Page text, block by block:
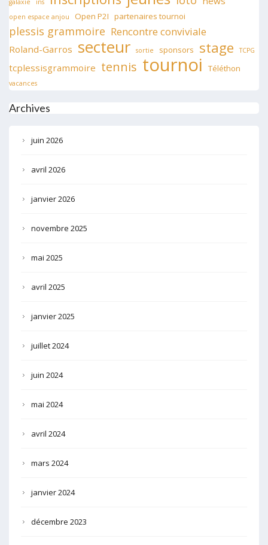
galaxie ins
open espace anjou Open P2I partenaires tournoi
plessis grammoire Rencontre conviviale
Roland-Garros secteur sortie sponsors stage TCPG
tcplessisgrammoire tennis tournoi Téléthon
vacances
Archives
juin 2026
avril 2026
janvier 2026
novembre 2025
mai 2025
avril 2025
janvier 2025
juillet 2024
juin 2024
mai 2024
avril 2024
mars 2024
janvier 2024
décembre 2023